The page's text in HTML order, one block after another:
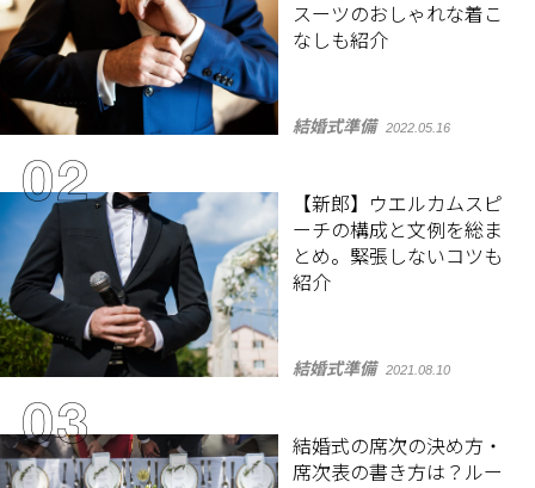
スーツのおしゃれな着こ
なしも紹介
結婚式準備 2022.05.16
【新郎】ウエルカムスピ
ーチの構成と文例を総ま
とめ。緊張しないコツも
紹介
結婚式準備 2021.08.10
結婚式の席次の決め方・
席次表の書き方は？ルー